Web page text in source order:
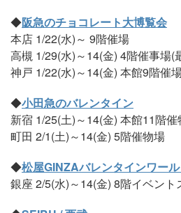
◆阪急のチョコレート大博覧会
本店 1/22(水)～ 9階催場
高槻 1/29(水)～14(金) 4階催事場(
神戸 1/22(水)～14(金) 本館9階催
◆小田急のバレンタイン
新宿 1/25(土)～14(金) 本館11階催
町田 2/1(土)～14(金) 5階催物場
◆松屋GINZAバレンタインワー
銀座 2/5(水)～14(金) 8階イベント